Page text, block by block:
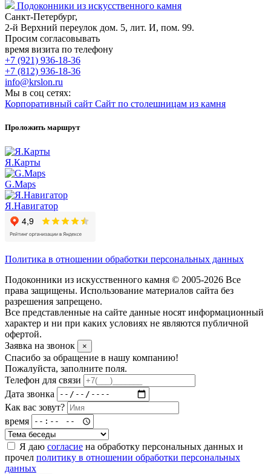
Подоконники из искусственного камня
Санкт-Петербург,
2-й Верхний переулок дом. 5, лит. И, пом. 99.
Просим согласовывать
время визита по телефону
+7 (921) 936-18-36
+7 (812) 936-18-36
info@krslon.ru
Мы в соц сетях:
Корпоративный сайт Сайт по столешницам из камня
Проложить маршрут
Я.Карты
G.Maps
Я.Навигатор
Политика в отношении обработки персональных данных
Подоконники из искусственного камня © 2005-2026 Все
права защищены. Использование материалов сайта без
разрешения запрещено.
Все представленные на сайте данные носят информационный
характер и ни при каких условиях не являются публичной
офертой.
Заявка на звонок
×
Спасибо за обращение в нашу компанию!
Пожалуйста, заполните поля.
Телефон для связи
Дата звонка
Как вас зовут?
время
Я даю согласие на обработку персональных данных и
прочел политику в отношении обработки персональных
данных